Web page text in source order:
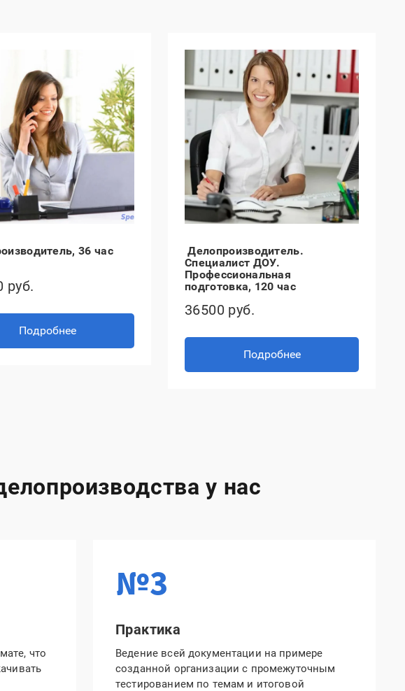
36 час
руб.
Подробнее
Делопроизводитель.
Специалист ДОУ.
Профессиональная
подготовка, 120 час
36500 руб.
Подробнее
у нас
что
№3
Практика
Ведение всей документации на примере
созданной организации с промежуточным
тестированием по темам и итоговой